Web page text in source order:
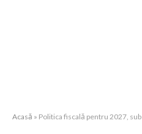
Acasă » Politica fiscală pentru 2027, sub semnul